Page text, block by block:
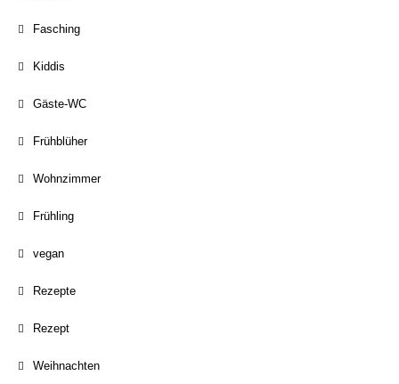
Fasching
Kiddis
Gäste-WC
Frühblüher
Wohnzimmer
Frühling
vegan
Rezepte
Rezept
Weihnachten